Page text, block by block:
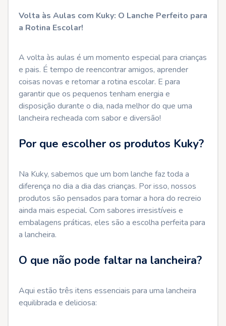
Volta às Aulas com Kuky: O Lanche Perfeito para
a Rotina Escolar!
A volta às aulas é um momento especial para crianças
e pais. É tempo de reencontrar amigos, aprender
coisas novas e retomar a rotina escolar. E para
garantir que os pequenos tenham energia e
disposição durante o dia, nada melhor do que uma
lancheira recheada com sabor e diversão!
Por que escolher os produtos Kuky?
Na Kuky, sabemos que um bom lanche faz toda a
diferença no dia a dia das crianças. Por isso, nossos
produtos são pensados para tornar a hora do recreio
ainda mais especial. Com sabores irresistíveis e
embalagens práticas, eles são a escolha perfeita para
a lancheira.
O que não pode faltar na lancheira?
Aqui estão três itens essenciais para uma lancheira
equilibrada e deliciosa: